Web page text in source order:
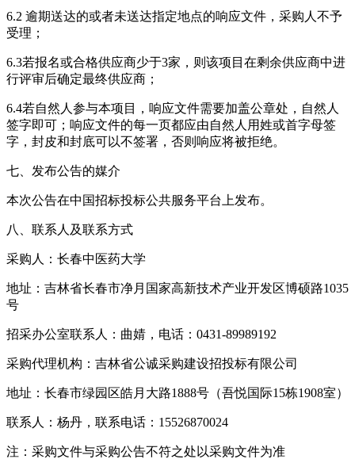
6.2 逾期送达的或者未送达指定地点的响应文件，采购人不予
受理；
6.3若报名或合格供应商少于3家，则该项目在剩余供应商中进
行评审后确定最终供应商；
6.4若自然人参与本项目，响应文件需要加盖公章处，自然人
签字即可；响应文件的每一页都应由自然人用姓或首字母签
字，封皮和封底可以不签署，否则响应将被拒绝。
七、发布公告的媒介
本次公告在中国招标投标公共服务平台上发布。
八、联系人及联系方式
采购人：长春中医药大学
地址：吉林省长春市净月国家高新技术产业开发区博硕路1035
号
招采办公室联系人：曲婧，电话：0431-89989192
采购代理机构：吉林省公诚采购建设招投标有限公司
地址：长春市绿园区皓月大路1888号（吾悦国际15栋1908室）
联系人：杨丹，联系电话：15526870024
注：采购文件与采购公告不符之处以采购文件为准